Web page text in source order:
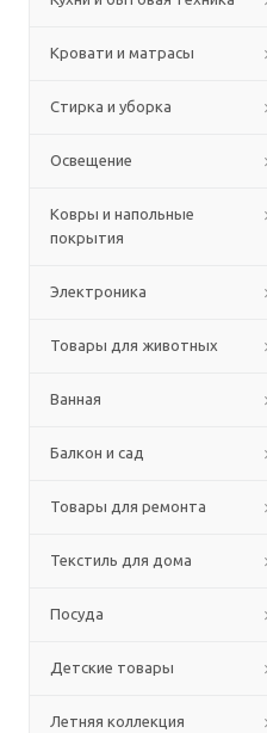
Кровати и матрасы
Стирка и уборка
Освещение
Ковры и напольные
покрытия
Электроника
Товары для животных
Ванная
Балкон и сад
Товары для ремонта
Текстиль для дома
Посуда
Детские товары
Летняя коллекция